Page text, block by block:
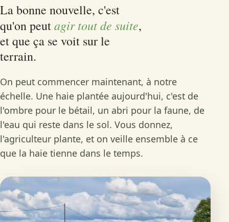
La bonne nouvelle, c'est
qu'on peutagir tout de suite,
et que ça se voit sur le
terrain.
On peut commencer maintenant, à notre
échelle. Une haie plantée aujourd'hui, c'est de
l'ombre pour le bétail, un abri pour la faune, de
l'eau qui reste dans le sol. Vous donnez,
l'agriculteur plante, et on veille ensemble à ce
que la haie tienne dans le temps.